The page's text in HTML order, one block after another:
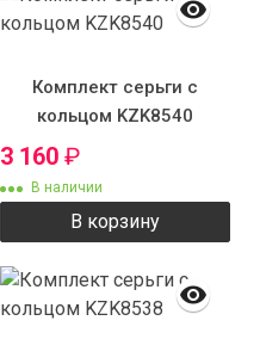
Комплект серьги с
кольцом KZK8540
3 160 ₽
В наличии
В корзину